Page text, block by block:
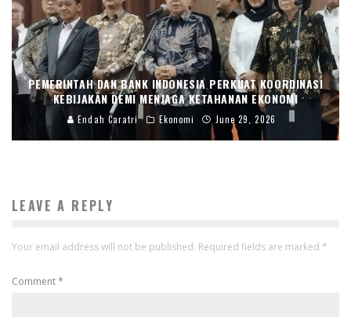
PEMERINTAH DAN BANK INDONESIA PERKUAT KOORDINASI
KEBIJAKAN DEMI MENJAGA KETAHANAN EKONOMI
Endah Caratri Ekonomi June 29, 2026
LEAVE A REPLY
Your email address will not be published. Required fields are marked *
Comment*